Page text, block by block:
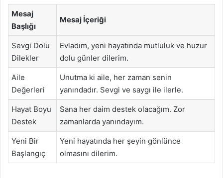
Mesaj
Başlığı
Mesaj İçeriği
Sevgi Dolu
Dilekler
Evladım, yeni hayatında mutluluk ve huzur
dolu günler dilerim.
Aile
Değerleri
Unutma ki aile, her zaman senin
yanındadır. Sevgi ve saygı ile ilerle.
Hayat Boyu
Destek
Sana her daim destek olacağım. Zor
zamanlarda yanındayım.
Yeni Bir
Başlangıç
Yeni hayatında her şeyin gönlünce
olmasını dilerim.